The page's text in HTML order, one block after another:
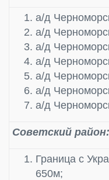
а/д
а/д
а/д
а/д
а/д
а/д
а/д
Советский район:
Граница с
650м;